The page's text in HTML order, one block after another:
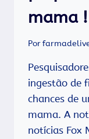
mama !
Por
ingestão de
chances de
mama. A
notícias Fox